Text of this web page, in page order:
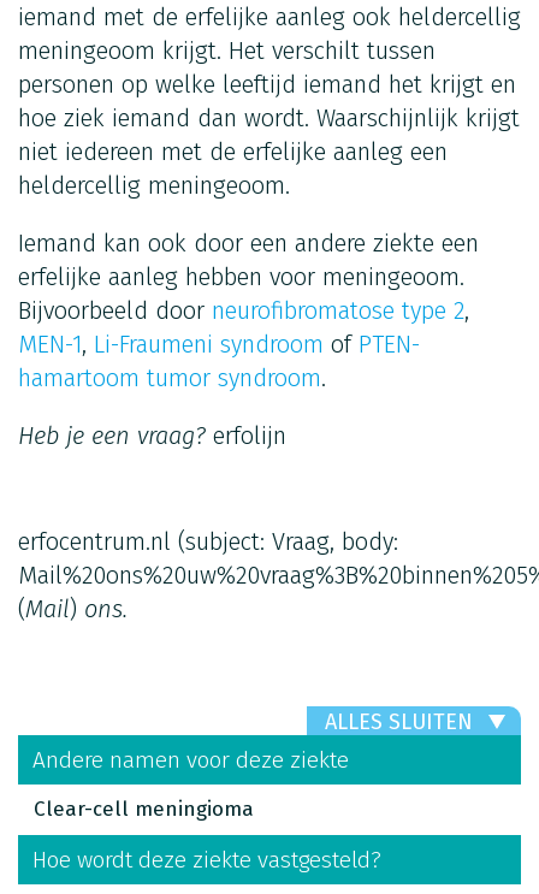
iemand met de erfelijke aanleg ook heldercellig
meningeoom krijgt. Het verschilt tussen
personen op welke leeftijd iemand het krijgt en
hoe ziek iemand dan wordt. Waarschijnlijk krijgt
niet iedereen met de erfelijke aanleg een
heldercellig meningeoom.
Iemand kan ook door een andere ziekte een
erfelijke aanleg hebben voor meningeoom.
Bijvoorbeeld door neurofibromatose type 2,
MEN-1, Li-Fraumeni syndroom of PTEN-
hamartoom tumor syndroom.
Heb je een vraag? erfolijn
erfocentrum.nl (subject: Vraag, body:
(Mail) ons.
ALLES SLUITEN
Andere namen voor deze ziekte
Clear-cell meningioma
Hoe wordt deze ziekte vastgesteld?